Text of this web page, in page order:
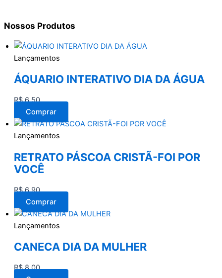
Nossos Produtos
Lançamentos
ÁQUARIO INTERATIVO DIA DA ÁGUA
R$6,50
Comprar
Lançamentos
RETRATO PÁSCOA CRISTÃ-FOI POR
VOCÊ
R$6,90
Comprar
Lançamentos
CANECA DIA DA MULHER
R$8,00